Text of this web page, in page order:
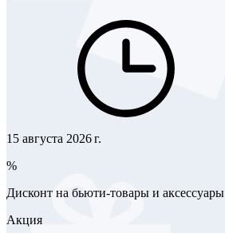
15 августа 2026 г.
%
Дисконт на бьюти-товары и аксессуары
Акция